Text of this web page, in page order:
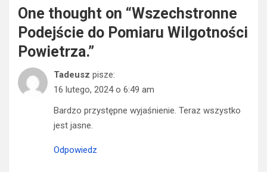
One thought on “Wszechstronne
Podejście do Pomiaru Wilgotności
Powietrza.”
Tadeusz pisze:
16 lutego, 2024 o 6:49 am
Bardzo przystępne wyjaśnienie. Teraz wszystko
jest jasne.
Odpowiedz